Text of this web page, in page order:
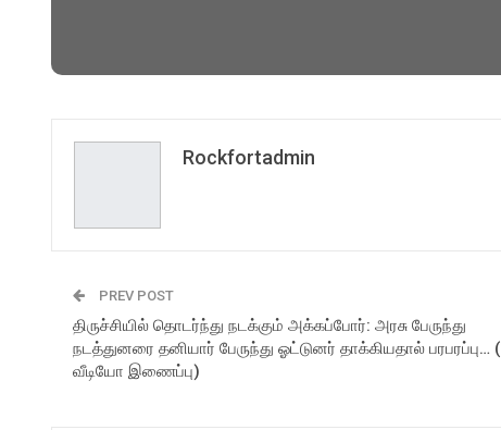
Rockfortadmin
PREV POST
திருச்சியில் தொடர்ந்து நடக்கும் அக்கப்போர்: அரசு பேருந்து
நடத்துனரை தனியார் பேருந்து ஓட்டுனர் தாக்கியதால் பரபரப்பு… (
வீடியோ இணைப்பு)